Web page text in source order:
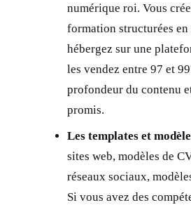
numérique roi. Vous
formation structurées en
hébergez sur une
les vendez entre 97 et
profondeur du contenu
promis.
Les templates et
sites web, modèles de
réseaux sociaux,
Si vous avez des